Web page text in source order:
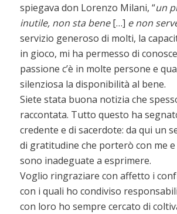
spiegava don Lorenzo Milani, “un
inutile, non sta bene[…] e non
servizio generoso di molti, la
in gioco, mi ha permesso di
passione c’è in molte persone e
silenziosa la disponibilità al bene.
Siete stata buona notizia che
raccontata. Tutto questo ha
credente e di sacerdote: da qui un
di gratitudine che porterò con me
sono inadeguate a esprimere.
Voglio ringraziare con affetto i
con i quali ho condiviso
con loro ho sempre cercato di